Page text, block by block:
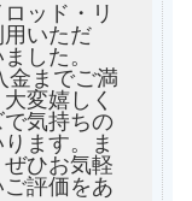
ッド・リ
いただ
した。
金までご満
変嬉しく
気持ちの
ます。ま
ひお気軽
評価をあ